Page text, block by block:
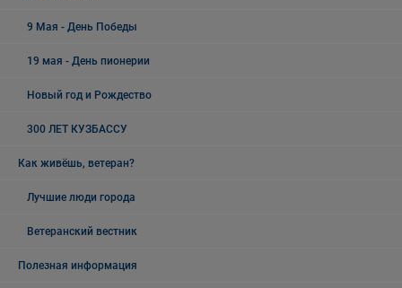
9 Мая - День Победы
19 мая - День пионерии
Новый год и Рождество
300 ЛЕТ КУЗБАССУ
Как живёшь, ветеран?
Лучшие люди города
Ветеранский вестник
Полезная информация